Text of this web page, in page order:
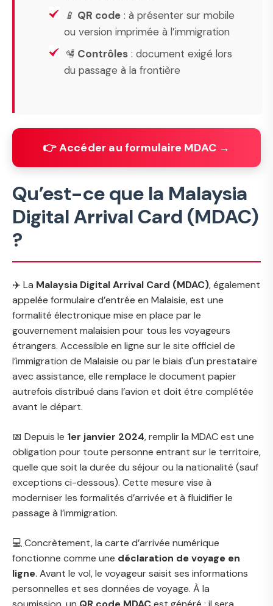
📱 QR code : à présenter sur mobile
ou version imprimée à l’immigration
🛂 Contrôles : document exigé lors
du passage à la frontière
👉 Accéder au formulaire MDAC →
Qu’est-ce que la Malaysia
Digital Arrival Card (MDAC)
?
✈️ La Malaysia Digital Arrival Card (MDAC), également
appelée formulaire d’entrée en Malaisie, est une
formalité électronique mise en place par le
gouvernement malaisien pour tous les voyageurs
étrangers. Accessible en ligne sur le site officiel de
l’immigration de Malaisie ou par le biais d'un prestataire
avec assistance, elle remplace le document papier
autrefois distribué dans l’avion et doit être complétée
avant le départ.
📅 Depuis le 1er janvier 2024, remplir la MDAC est une
obligation pour toute personne entrant sur le territoire,
quelle que soit la durée du séjour ou la nationalité (sauf
exceptions ci-dessous). Cette mesure vise à
moderniser les formalités d’arrivée et à fluidifier le
passage à l’immigration.
💻 Concrètement, la carte d’arrivée numérique
fonctionne comme une déclaration de voyage en
ligne. Avant le vol, le voyageur saisit ses informations
personnelles et ses données de voyage. À la